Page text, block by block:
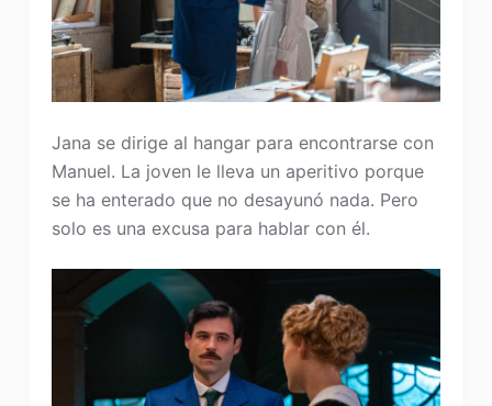
Jana se dirige al hangar para encontrarse con
Manuel. La joven le lleva un aperitivo porque
se ha enterado que no desayunó nada. Pero
solo es una excusa para hablar con él.